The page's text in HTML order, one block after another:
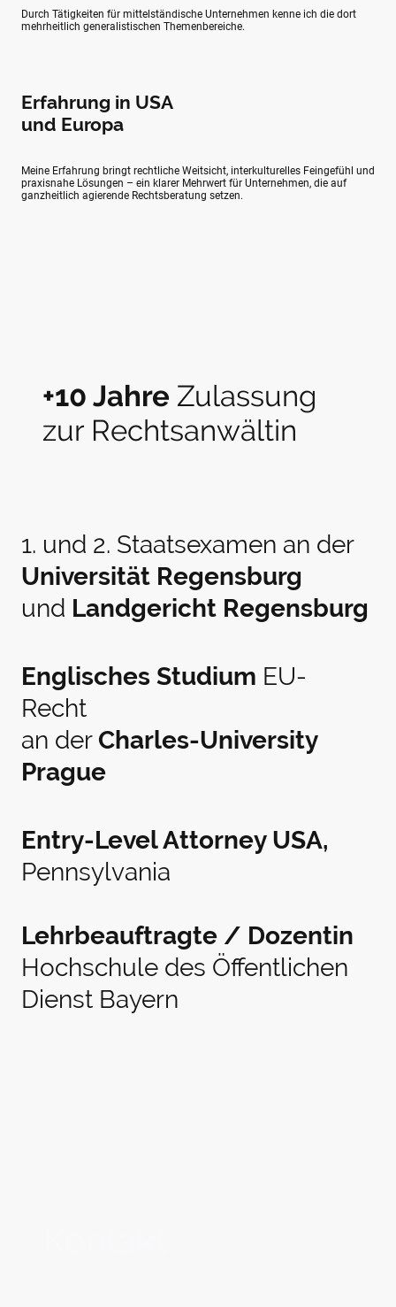
Durch Tätigkeiten für mittelständische Unternehmen kenne ich die dort
mehrheitlich generalistischen Themenbereiche.
Erfahrung in USA
und Europa
Meine Erfahrung bringt rechtliche Weitsicht, interkulturelles Feingefühl und
praxisnahe Lösungen – ein klarer Mehrwert für Unternehmen, die auf
ganzheitlich agierende Rechtsberatung setzen.
+10 Jahre Zulassung
zur Rechtsanwältin
1. und 2. Staatsexamen an der
Universität Regensburg
und Landgericht Regensburg
Englisches Studium EU-
Recht
an der Charles-University
Prague
Entry-Level Attorney USA,
Pennsylvania
Lehrbeauftragte / Dozentin
Hochschule des Öffentlichen
Dienst Bayern